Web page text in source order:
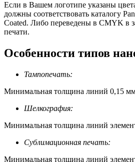
Если в Вашем логотипе указаны
должны соответствовать каталогу
Coated. Либо переведены в CMYK в
печати.
Особенности типов
Тампопечать:
Минимальная толщина линий 0,15
Шелкография:
Минимальная толщина линий
Сублимационная печать:
Минимальная толщина линий